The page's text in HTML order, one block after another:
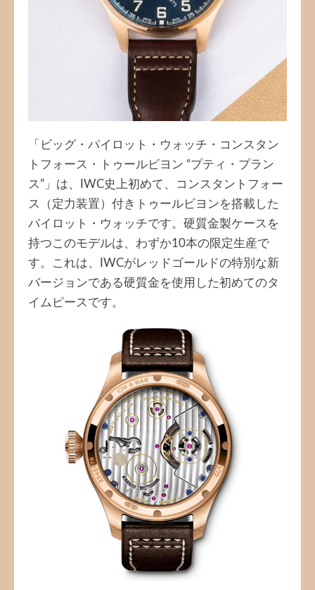
「ビッグ・パイロット・ウォッチ・コンスタン
トフォース・トゥールビヨン “プティ・プラン
ス”」は、IWC史上初めて、コンスタントフォー
ス（定力装置）付きトゥールビヨンを搭載した
パイロット・ウォッチです。硬質金製ケースを
持つこのモデルは、わずか10本の限定生産で
す。これは、IWCがレッドゴールドの特別な新
バージョンである硬質金を使用した初めてのタ
イムピースです。